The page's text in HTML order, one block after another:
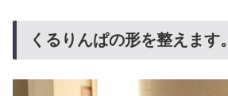
くるりんぱの形を整えます。